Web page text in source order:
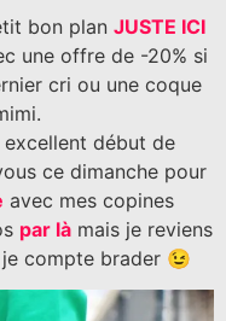
bon plan JUSTE ICI
une offre de -20% si
cri ou une coque
début de
ce dimanche pour
avec mes copines
par làmais je reviens
compte brader 😉